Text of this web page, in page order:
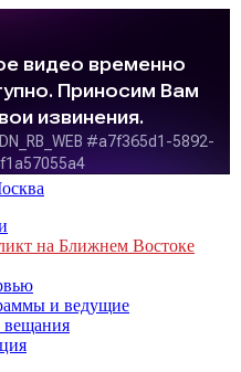
на Ближнем Востоке
и ведущие
вещания